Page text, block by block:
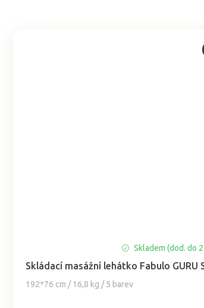
Skládací masážní lehátko Fabulo GURU
192*76 cm / 16,8 kg / 5 barev
hodnocení
produktu
je
Skladem (dod. do